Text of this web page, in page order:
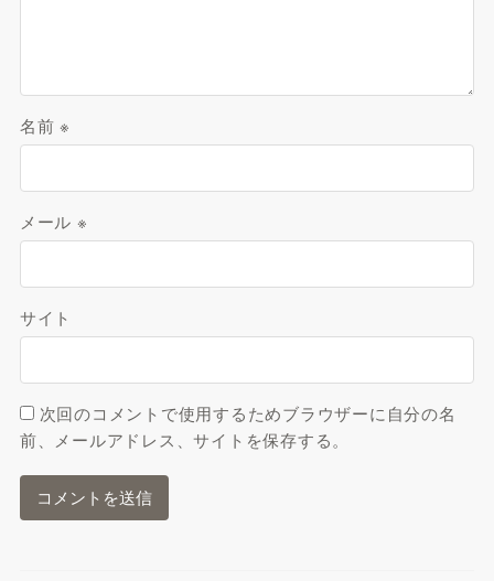
名前※
メール ※
サイト
次回のコメントで使用するためブラウザーに自分の名
前、メールアドレス、サイトを保存する。